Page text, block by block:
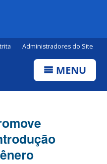
Administradores do Site
MENU